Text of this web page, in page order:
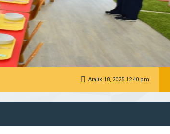
Aralık 18, 2025 12:40 pm